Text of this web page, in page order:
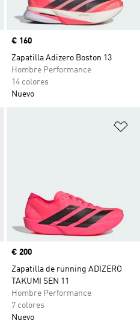
Precio
€ 160
Zapatilla Adizero Boston 13
Hombre Performance
14 colores
Nuevo
Precio
€ 200
Zapatilla de running ADIZERO
TAKUMI SEN 11
Hombre Performance
7 colores
Nuevo